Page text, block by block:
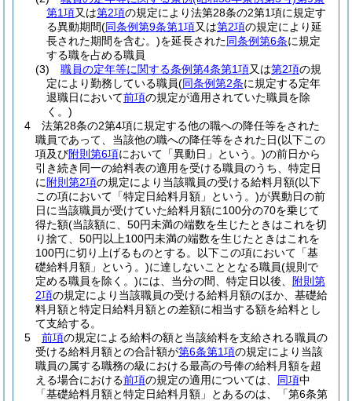
第1項又は第2項の規定により法第28条の2第1項に規定す
る異動期間(同条例第9条第1項又は第2項の規定により延
長された期間を含む。)を延長された同条例第6条に規定
する職を占める職員
(3)
職員の定年等に関する条例第4条第1項又は第2項の規
定により勤務している職員(同条例第2条に規定する定年
退職日において前項の規定が適用されていた職員を除
く。)
4
法第28条の2第4項に規定する他の職への降任等をされた
職員であって、当該他の職への降任等をされた日(以下この
項及び附則第6項において「異動日」という。)の前日から
引き続き同一の給料表の適用を受ける職員のうち、特定日
に 附則第2項の規定により当該職員の受ける給料月額(以下
この項において「特定日給料月額」という。)が異動日の前
日に当該職員が受けていた給料月額に100分の70を乗じて
得た額(当該額に、50円未満の端数を生じたときはこれを切
り捨て、50円以上100円未満の端数を生じたときはこれを
100円に切り上げるものとする。以下この項において「基
礎給料月額」という。)に達しないこととなる職員(規則で
定める職員を除く。)には、当分の間、特定日以後、
附則第
2項の規定により当該職員の受ける給料月額のほか、基礎給
料月額と特定日給料月額との差額に相当する額を給料とし
て支給する。
5
前項の規定による給料の額と当該給料を支給される職員の
受ける給料月額との合計額が第6条第1項の規定により当該
職員の属する職務の級における最高の号俸の給料月額を超
える場合における前項の規定の適用については、 同項中
「基礎給料月額と特定日給料月額」とあるのは、「第6条第